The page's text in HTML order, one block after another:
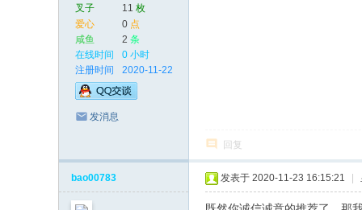
叉子
11 枚
爱心
0 点
咸鱼
2 条
在线时间
0 小时
注册时间
2020-11-22
发消息
回复
bao00783 发表于 2020-11-23 16:15:21